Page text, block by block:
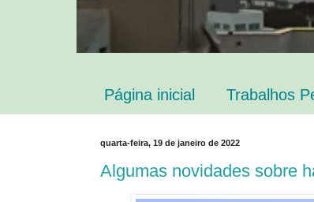
Página inicial Trabalhos
quarta-feira, 19 de janeiro de 2022
Algumas novidades sobre